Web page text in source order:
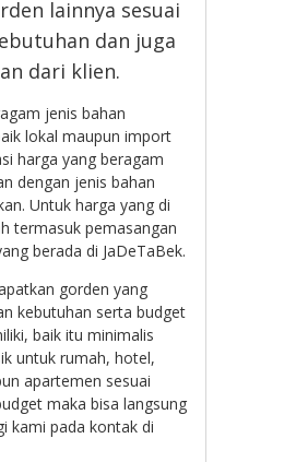
lainnya sesuai
dan juga
dari klien.
jenis bahan
lokal maupun import
harga yang beragam
dengan jenis bahan
Untuk harga yang di
termasuk pemasangan
berada di JaDeTaBek.
gorden yang
kebutuhan serta budget
baik itu minimalis
untuk rumah, hotel,
apartemen sesuai
maka bisa langsung
kami pada kontak di